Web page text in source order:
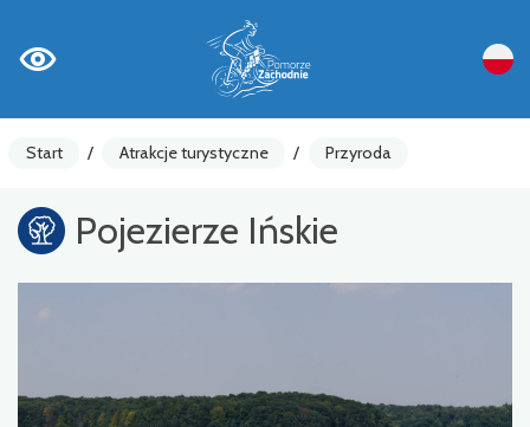
Start / Atrakcje turystyczne / Przyroda
Pojezierze Ińskie